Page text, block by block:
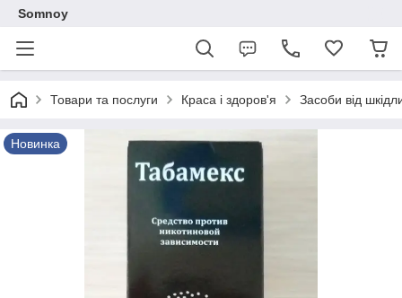
Somnoy
Товари та послуги Краса і здоров'я Засоби від
Новинка